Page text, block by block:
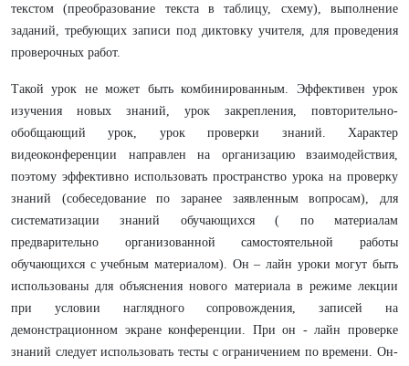
текстом (преобразование текста в таблицу, схему), выполнение
заданий, требующих записи под диктовку учителя, для проведения
проверочных работ.
Такой урок не может быть комбинированным. Эффективен урок
изучения новых знаний, урок закрепления, повторительно-
обобщающий урок, урок проверки знаний. Характер
видеоконференции направлен на организацию взаимодействия,
поэтому эффективно использовать пространство урока на проверку
знаний (собеседование по заранее заявленным вопросам), для
систематизации знаний обучающихся ( по материалам
предварительно организованной самостоятельной работы
обучающихся с учебным материалом). Он – лайн уроки могут быть
использованы для объяснения нового материала в режиме лекции
при условии наглядного сопровождения, записей на
демонстрационном экране конференции. При он - лайн проверке
знаний следует использовать тесты с ограничением по времени. Он-